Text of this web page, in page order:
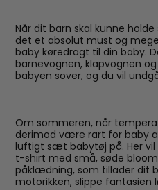
Når dit barn skal kunne
det et absolut must og
baby køredragt til din baby.
barnevognen, klapvognen
babyen sover, og du vil
Om sommeren, når
derimod være rart for baby
luftigt sæt babytøj på. Her
t-shirt med små, søde
påklædning, som tillader dit
motorikken, slippe fantasien